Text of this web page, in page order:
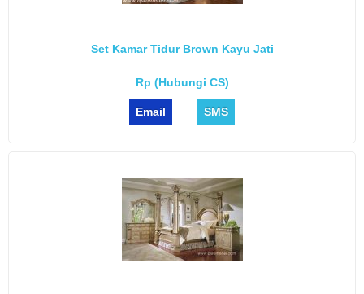
Set Kamar Tidur Brown Kayu Jati
Rp (Hubungi CS)
Email SMS